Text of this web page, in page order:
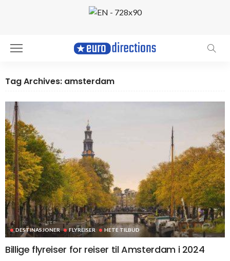
Tag Archives: amsterdam
DESTINASJONER FLYREISER HETE TILBUD
Billige flyreiser for reiser til Amsterdam i 2024